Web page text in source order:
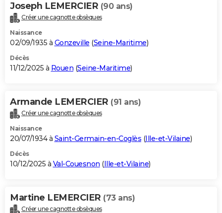
Joseph LEMERCIER (90 ans)
Créer une cagnotte obsèques
Naissance
02/09/1935 à Gonzeville (Seine-Maritime)
Décès
11/12/2025 à Rouen (Seine-Maritime)
Armande LEMERCIER (91 ans)
Créer une cagnotte obsèques
Naissance
20/07/1934 à Saint-Germain-en-Coglès (Ille-et-Vilaine)
Décès
10/12/2025 à Val-Couesnon (Ille-et-Vilaine)
Martine LEMERCIER (73 ans)
Créer une cagnotte obsèques